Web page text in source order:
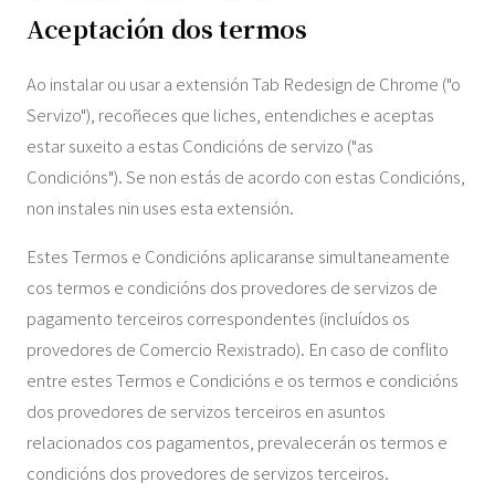
Aceptación dos termos
Ao instalar ou usar a extensión Tab Redesign de Chrome ("o
Servizo"), recoñeces que liches, entendiches e aceptas
estar suxeito a estas Condicións de servizo ("as
Condicións"). Se non estás de acordo con estas Condicións,
non instales nin uses esta extensión.
Estes Termos e Condicións aplicaranse simultaneamente
cos termos e condicións dos provedores de servizos de
pagamento terceiros correspondentes (incluídos os
provedores de Comercio Rexistrado). En caso de conflito
entre estes Termos e Condicións e os termos e condicións
dos provedores de servizos terceiros en asuntos
relacionados cos pagamentos, prevalecerán os termos e
condicións dos provedores de servizos terceiros.